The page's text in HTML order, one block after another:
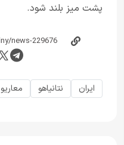
پشت میز بلند شود.
ایران نتانیاهو معاریو